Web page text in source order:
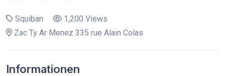
Squiban
1,200 Views
Zac Ty Ar Menez 335 rue Alain Colas
Informationen